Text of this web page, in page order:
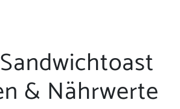
& Nährwerte